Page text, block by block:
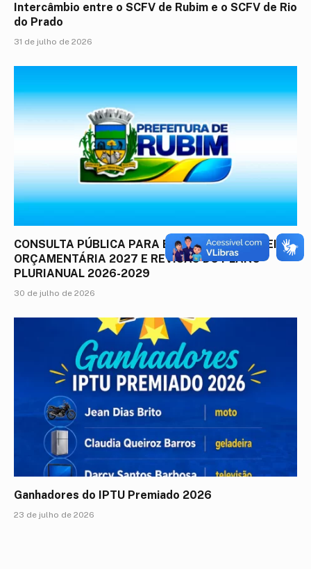
Intercâmbio entre o SCFV de Rubim e o SCFV de Rio
do Prado
31 de julho de 2026
CONSULTA PÚBLICA PARA ELABORAÇÃO DA LEI
ORÇAMENTÁRIA 2027 E REVISÃO DO PLANO
PLURIANUAL 2026-2029
30 de julho de 2026
Ganhadores do IPTU Premiado 2026
23 de julho de 2026